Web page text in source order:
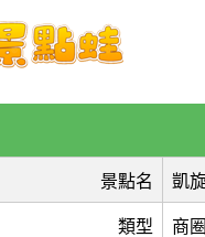
景點名 凱
類型 商圈